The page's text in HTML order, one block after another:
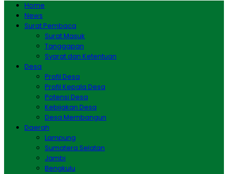
Home
News
Surat Pembaca
Surat Masuk
Tanggapan
Syarat dan Ketentuan
Desa
Profil Desa
Profil Kepala Desa
Potensi Desa
Kebijakan Desa
Desa Membangun
Daerah
Lampung
Sumatera Selatan
Jambi
Bengkulu